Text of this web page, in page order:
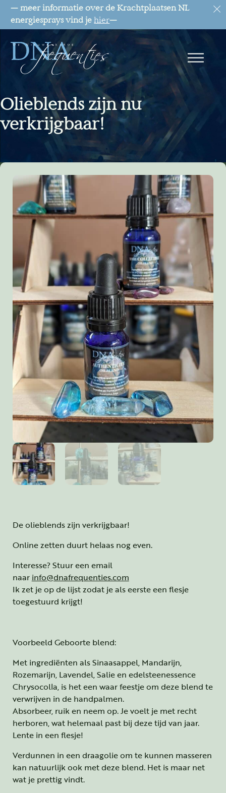
— meer informatie over de Krachtplaatsen NL
energiesprays vind jehier—
Olieblends zijn nu
verkrijgbaar!
De olieblends zijn verkrijgbaar!
Online zetten duurt helaas nog even.
Interesse? Stuur een email
naar info@dnafrequenties.com
Ik zet je op de lijst zodat je als eerste een flesje
toegestuurd krijgt!
Voorbeeld Geboorte blend:
Met ingrediënten als Sinaasappel, Mandarijn,
Rozemarijn, Lavendel, Salie en edelsteenessence
Chrysocolla, is het een waar feestje om deze blend te
verwrijven in de handpalmen.
Absorbeer, ruik en neem op. Je voelt je met recht
herboren, wat helemaal past bij deze tijd van jaar.
Lente in een flesje!
Verdunnen in een draagolie om te kunnen masseren
kan natuurlijk ook met deze blend. Het is maar net
wat je prettig vindt.